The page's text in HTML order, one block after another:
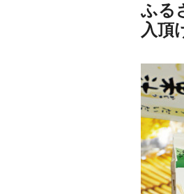
ふる
入頂